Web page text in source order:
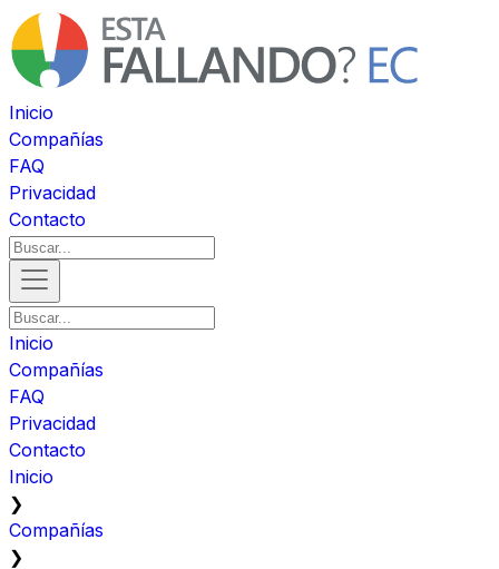
Inicio
Compañías
FAQ
Privacidad
Contacto
Inicio
Compañías
FAQ
Privacidad
Contacto
Inicio
❯
Compañías
❯